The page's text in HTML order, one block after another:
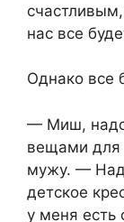
нас все
Однако все
— Миш, надо
вещами
мужу. —
детское
у меня есть